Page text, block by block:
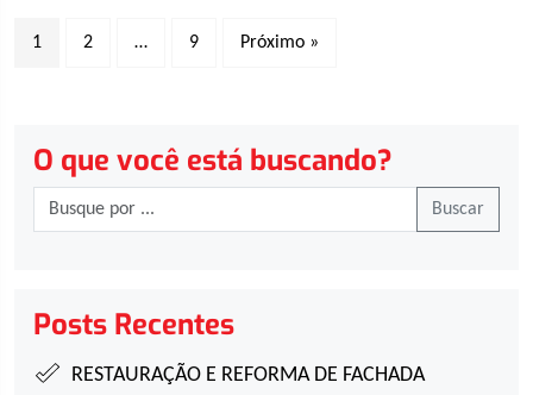
1 2 … 9 Próximo »
O que você está buscando?
Buscar
Posts Recentes
RESTAURAÇÃO E REFORMA DE FACHADA